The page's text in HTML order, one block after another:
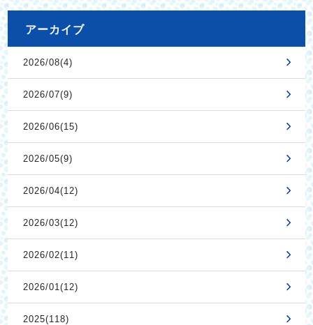
アーカイブ
2026/08(4)
2026/07(9)
2026/06(15)
2026/05(9)
2026/04(12)
2026/03(12)
2026/02(11)
2026/01(12)
2025(118)